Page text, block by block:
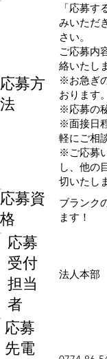
応募方
法
「応募
みいただ
さい。
ご応募内
絡いたし
※お急ぎ
おります。
※応募の
※面接日
軽にご相
※ご応募
し、他の
切いたし
応募資
格
ブランク
ます！
応募
受付
担当
者
法人本部
応募
先電